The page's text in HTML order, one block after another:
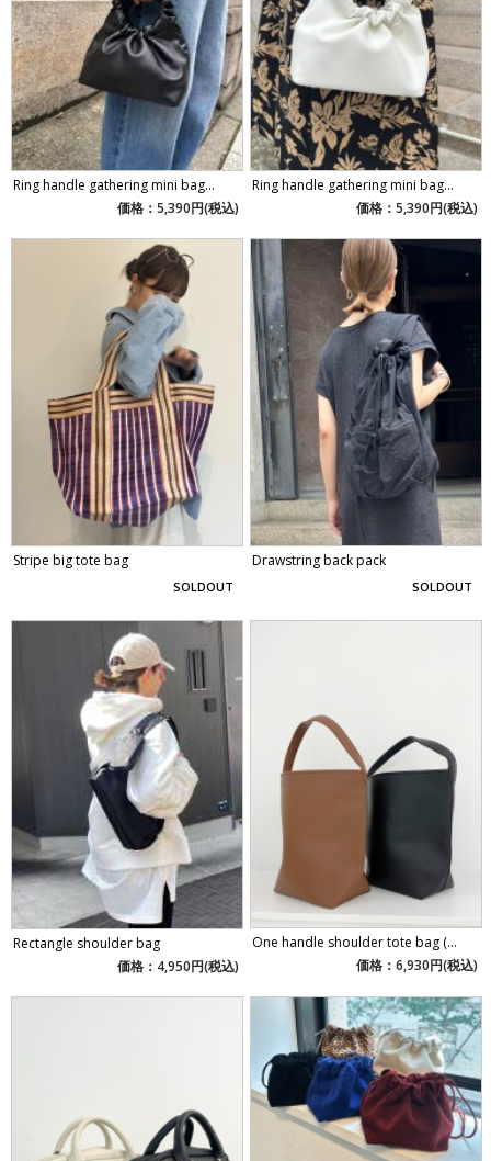
Ring handle gathering mini bag...
価格：5,390円(税込)
Ring handle gathering mini bag...
価格：5,390円(税込)
Stripe big tote bag
SOLDOUT
Drawstring back pack
SOLDOUT
Rectangle shoulder bag
価格：4,950円(税込)
One handle shoulder tote bag (...
価格：6,930円(税込)